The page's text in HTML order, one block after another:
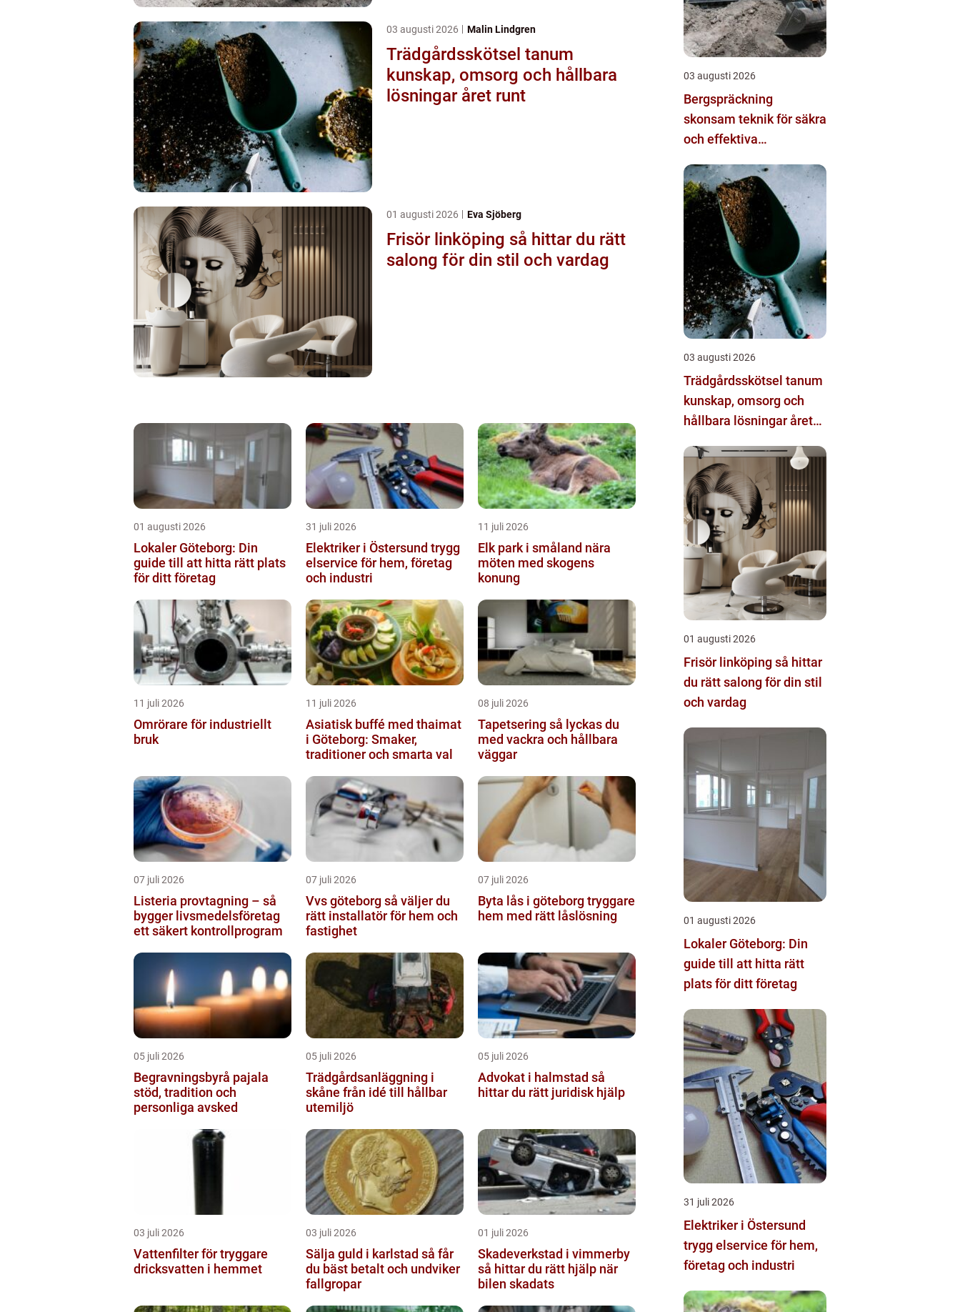
03 augusti 2026 Malin Lindgren
Trädgårdsskötsel tanum
kunskap, omsorg och hållbara
lösningar året runt
01 augusti 2026 Eva Sjöberg
Frisör linköping så hittar du rätt
salong för din stil och vardag
01 augusti 2026
Lokaler Göteborg: Din
guide till att hitta rätt plats
för ditt företag
31 juli 2026
Elektriker i Östersund trygg
elservice för hem, företag
och industri
11 juli 2026
Elk park i småland nära
möten med skogens
konung
11 juli 2026
Omrörare för industriellt
bruk
11 juli 2026
Asiatisk buffé med thaimat
i Göteborg: Smaker,
traditioner och smarta val
08 juli 2026
Tapetsering så lyckas du
med vackra och hållbara
väggar
07 juli 2026
Listeria provtagning – så
bygger livsmedelsföretag
ett säkert kontrollprogram
07 juli 2026
Vvs göteborg så väljer du
rätt installatör för hem och
fastighet
07 juli 2026
Byta lås i göteborg tryggare
hem med rätt låslösning
05 juli 2026
Begravningsbyrå pajala
stöd, tradition och
personliga avsked
05 juli 2026
Trädgårdsanläggning i
skåne från idé till hållbar
utemiljö
05 juli 2026
Advokat i halmstad så
hittar du rätt juridisk hjälp
03 juli 2026
Vattenfilter för tryggare
dricksvatten i hemmet
03 juli 2026
Sälja guld i karlstad så får
du bäst betalt och undviker
fallgropar
01 juli 2026
Skadeverkstad i vimmerby
så hittar du rätt hjälp när
bilen skadats
03 augusti 2026
Bergspräckning
skonsam teknik för säkra
och effektiva
03 augusti 2026
Trädgårdsskötsel tanum
kunskap, omsorg och
hållbara lösningar året
01 augusti 2026
Frisör linköping så hittar
du rätt salong för din stil
och vardag
01 augusti 2026
Lokaler Göteborg: Din
guide till att hitta rätt
plats för ditt företag
31 juli 2026
Elektriker i Östersund
trygg elservice för hem,
företag och industri